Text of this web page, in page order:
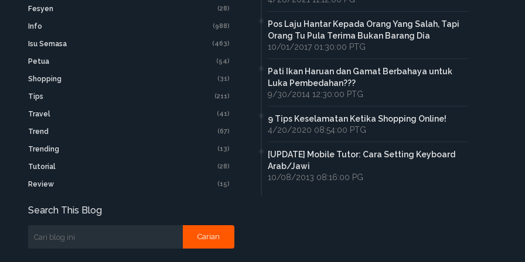
Fesyen (28)
Info (988)
Isu Semasa (463)
Petua (54)
Shopping (31)
Tips (211)
Travel (41)
Trend (67)
Trending (13)
Tutorial (28)
Review (15)
Search This Blog
Pos Laju Hantar Kepada Orang Yang Salah, Tapi
Orang Tu Pula Terima Bukan Barang Dia
10/01/2017 01:30:00 PTG
Pati Ikan Haruan dan Gamat Berbahaya untuk
Luka Pembedahan???
9/30/2014 12:30:00 PTG
9 Tips Keselamatan Ketika Shopping Online!
4/20/2020 08:54:00 PTG
[UPDATE] Mobile Tutor: Cara Setting Keyboard
Arab/Jawi
10/08/2013 08:16:00 PG